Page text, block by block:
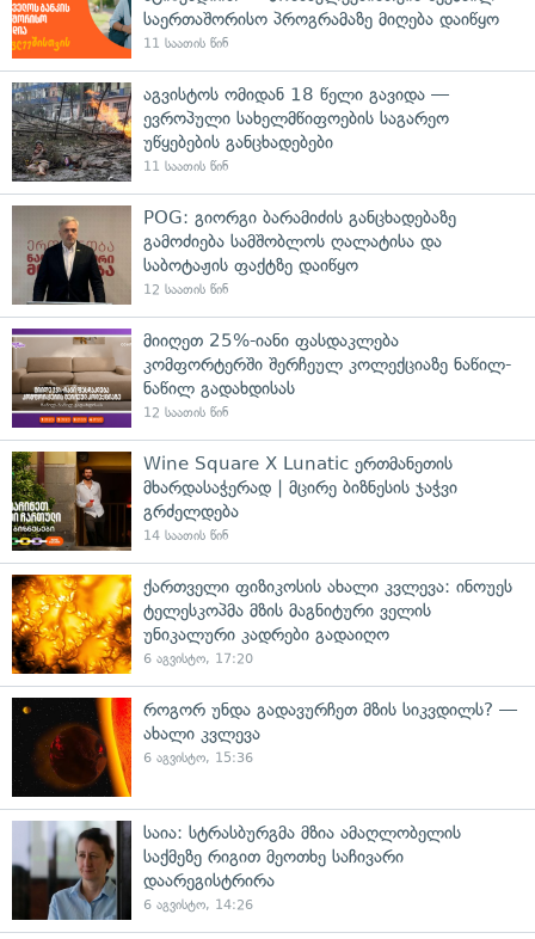
საერთაშორისო პროგრამაზე მიღება დაიწყო
11 საათის წინ
აგვისტოს ომიდან 18 წელი გავიდა —
ევროპული სახელმწიფოების საგარეო
უწყებების განცხადებები
11 საათის წინ
POG: გიორგი ბარამიძის განცხადებაზე
გამოძიება სამშობლოს ღალატისა და
საბოტაჟის ფაქტზე დაიწყო
12 საათის წინ
მიიღეთ 25%-იანი ფასდაკლება
კომფორტერში შერჩეულ კოლექციაზე ნაწილ-
ნაწილ გადახდისას
12 საათის წინ
Wine Square X Lunatic ერთმანეთის
მხარდასაჭერად | მცირე ბიზნესის ჯაჭვი
გრძელდება
14 საათის წინ
ქართველი ფიზიკოსის ახალი კვლევა: ინოუეს
ტელესკოპმა მზის მაგნიტური ველის
უნიკალური კადრები გადაიღო
6 აგვისტო, 17:20
როგორ უნდა გადავურჩეთ მზის სიკვდილს? —
ახალი კვლევა
6 აგვისტო, 15:36
საია: სტრასბურგმა მზია ამაღლობელის
საქმეზე რიგით მეოთხე საჩივარი
დაარეგისტრირა
6 აგვისტო, 14:26